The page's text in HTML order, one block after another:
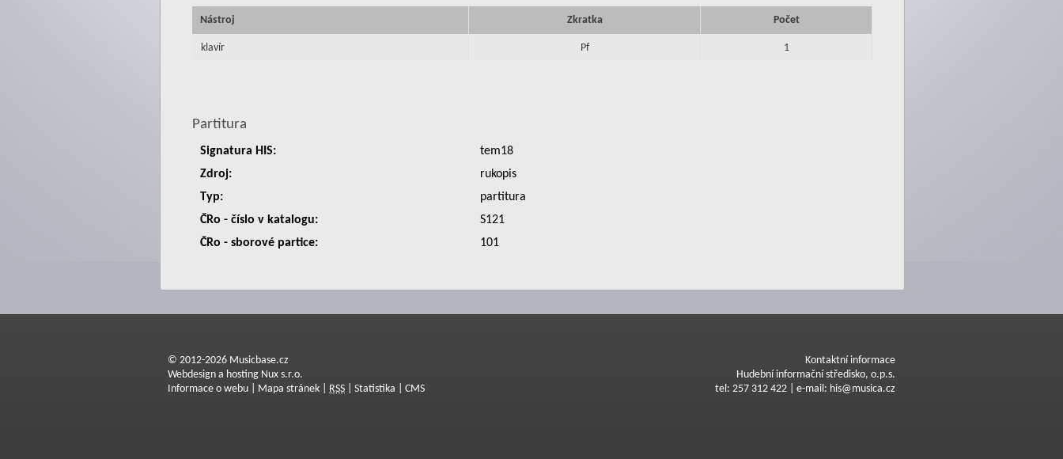
Nástroj Zkratka Počet
klavír Pf 1
Partitura
Signatura HIS:
tem18
Zdroj:
rukopis
Typ:
partitura
ČRo - číslo v katalogu:
S121
ČRo - sborové partice:
101
© 2012-2026 Musicbase.cz
Webdesign a hosting Nux s.r.o.
Informace o webu
Mapa stránek RSS Statistika CMS
Kontaktní informace
Hudební informační středisko, o.p.s.
tel: 257 312 422 | e-mail: his@musica.cz